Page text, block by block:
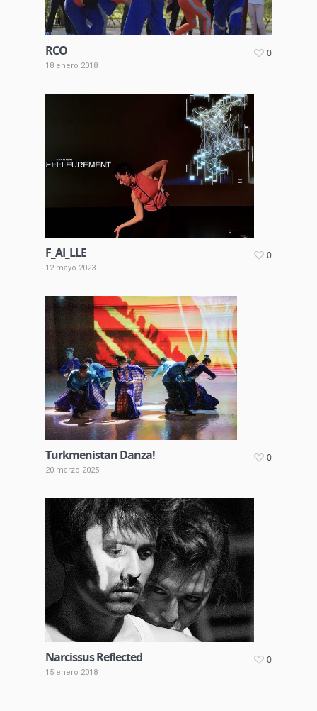
RCO
18 enero 2018
0
F_AI_LLE
12 mayo 2023
0
Turkmenistan Danza!
20 marzo 2025
0
Narcissus Reflected
15 enero 2018
0